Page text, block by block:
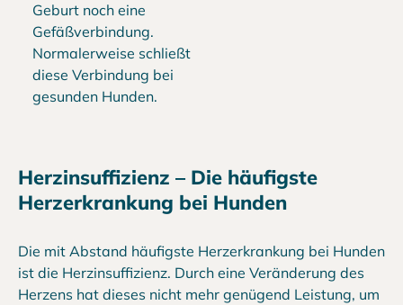
Geburt noch eine
Gefäßverbindung.
Normalerweise schließt
diese Verbindung bei
gesunden Hunden.
Herzinsuffizienz – Die häufigste
Herzerkrankung bei Hunden
Die mit Abstand häufigste Herzerkrankung bei Hunden
ist die Herzinsuffizienz. Durch eine Veränderung des
Herzens hat dieses nicht mehr genügend Leistung, um